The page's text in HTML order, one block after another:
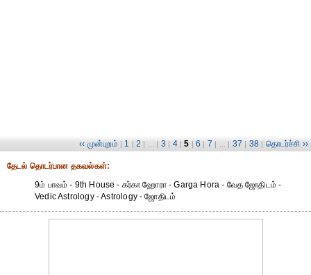
‹‹ முன்புறம் | 1 | 2 | ... | 3 | 4 | 5 | 6 | 7 | ... | 37 | 38 | தொடர்ச்சி ››
தேட‌ல் தொட‌ர்பான தகவ‌ல்க‌ள்:
9ம் பாவம் - 9th House - கர்கா ஹோரா - Garga Hora - வேத ஜோதிடம் -
Vedic Astrology - Astrology - ஜோதிடம்